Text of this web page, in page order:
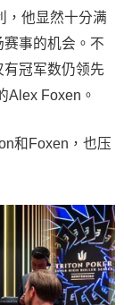
，他显然十分满
事的机会。不
冠军数仍领先
Alex Foxen。
和Foxen，也压